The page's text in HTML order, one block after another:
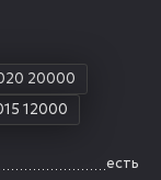
20000
12000
есть